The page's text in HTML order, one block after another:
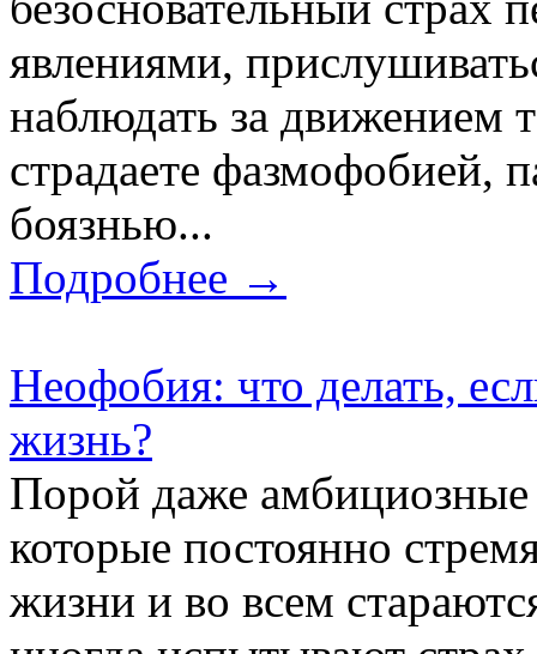
явлениями,
наблюдать за движением
страдаете фазмофобией,
боязнью...
Подробнее →
Неофобия: что делать,
жизнь?
Порой даже амбициозные
которые постоянно
жизни и во всем